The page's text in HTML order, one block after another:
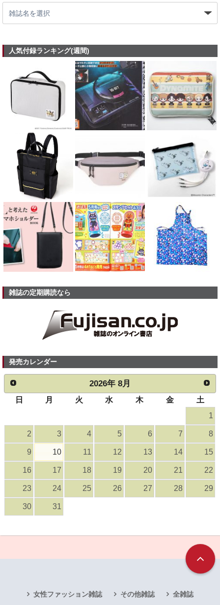
人気付録ランキング(週間)
雑誌の定期購読なら
発売カレンダー
2026年 8月
日 月 火 水 木 金
土
1
2 3 4 5 6 7 8
9 10 11 12 13 14 15
16 17 18 19 20 21 22
23 24 25 26 27 28 29
30 31
女性ファッション雑誌 その他雑誌 全雑誌